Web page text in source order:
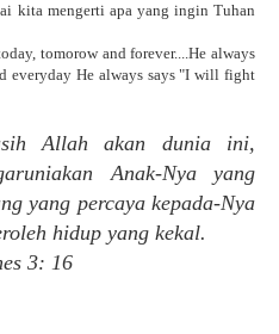
kita mengerti apa yang ingin Tuhan
tomorow and forever....He always
everyday He always says "I will fight
Allah akan dunia ini,
Anak-Nya yang
yang percaya kepada-Nya
hidup yang kekal.
3: 16